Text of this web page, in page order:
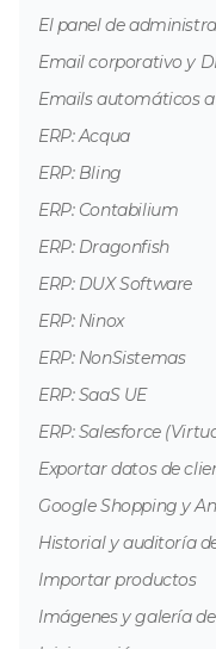
El panel de
Email corporativo y
Emails automáticos
ERP: Acqua
ERP: Bling
ERP: Contabilium
ERP: Dragonfish
ERP: DUX Software
ERP: Ninox
ERP: NonSistemas
ERP: SaaS UE
ERP: Salesforce
Exportar datos de
Google Shopping y
Historial y auditoría
Importar productos
Imágenes y galería